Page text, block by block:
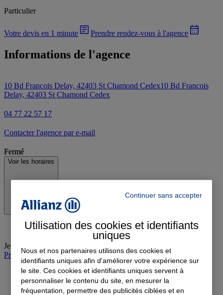
Particulier
Votre devis en 1 minute Prendre rendez-vous à l'agence
Informations de l'agence
10 Bd Francois Delay, 42403 St Chamond Cedex10 Bd Francois
Delay, 42403 St Chamond Cedex
04 77 22 57 17
Contacter l'agence par e-mail
Fermé
Voir les horaires
Jeudi
Prendre rendez-vous à l'agence
Continuer sans accepter
Utilisation des cookies et identifiants
uniques
Nous et nos partenaires utilisons des cookies et
identifiants uniques afin d'améliorer votre expérience sur
le site. Ces cookies et identifiants uniques servent à
personnaliser le contenu du site, en mesurer la
fréquentation, permettre des publicités ciblées et en